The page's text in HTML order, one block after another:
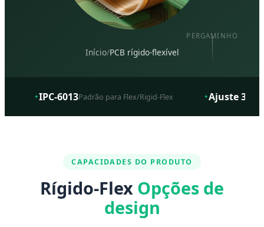
Início/PCB rígido-flexível
PERGAMINHO
✦IPC-6013Padrão para Flex/Rigid-Flex ✦Ajuste 3D
CAPACIDADES DO PRODUTO
Rígido-Flex Opções de
design